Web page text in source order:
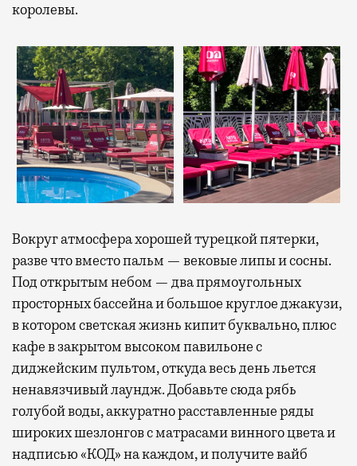
королевы.
Вокруг атмосфера хорошей турецкой пятерки,
разве что вместо пальм — вековые липы и сосны.
Под открытым небом — два прямоугольных
просторных бассейна и большое круглое джакузи,
в котором светская жизнь кипит буквально, плюс
кафе в закрытом высоком павильоне с
диджейским пультом, откуда весь день льется
ненавязчивый лаундж. Добавьте сюда рябь
голубой воды, аккуратно расставленные ряды
широких шезлонгов с матрасами винного цвета и
надписью «КОД» на каждом, и получите вайб